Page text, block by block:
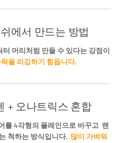
에서 만드는 방법
머리처럼 만들 수 있다는 강점이
을 리깅하기 힘듭니다.
+ 오나트릭스 혼합
를 4각형의 플레인으로 바꾸고 랜
척하는 방식입니다. 많이 가벼워